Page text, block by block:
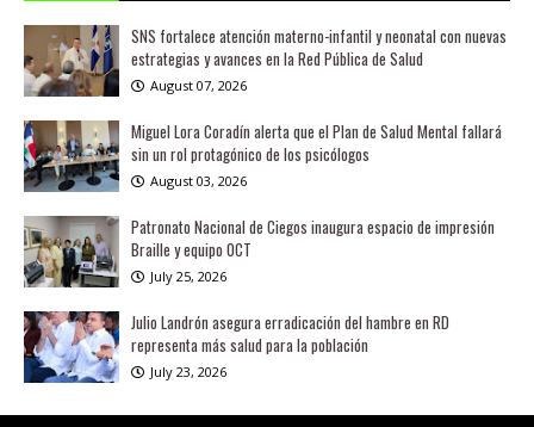
SNS fortalece atención materno-infantil y neonatal con nuevas
estrategias y avances en la Red Pública de Salud
August 07, 2026
Miguel Lora Coradín alerta que el Plan de Salud Mental fallará
sin un rol protagónico de los psicólogos
August 03, 2026
Patronato Nacional de Ciegos inaugura espacio de impresión
Braille y equipo OCT
July 25, 2026
Julio Landrón asegura erradicación del hambre en RD
representa más salud para la población
July 23, 2026